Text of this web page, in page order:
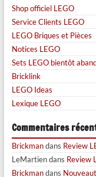
Shop officiel LEGO
Service Clients LEGO
LEGO Briques et Pièces
Notices LEGO
Sets LEGO bientôt
Bricklink
LEGO Ideas
Lexique LEGO
Commentaires
Brickmandans Review
LeMartiendans Review
Brickmandans